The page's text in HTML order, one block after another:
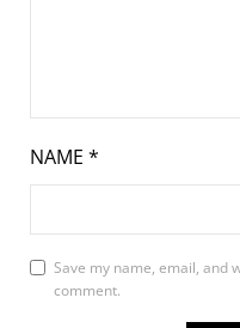
NAME *
Save my name, email, and
comment.